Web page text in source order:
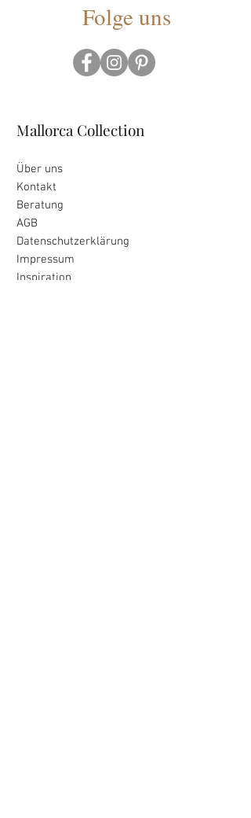
Folge uns
Mallorca Collection
Über uns
Kontakt
Beratung
AGB
Datenschutzerklärung
Impressum
Inspiration